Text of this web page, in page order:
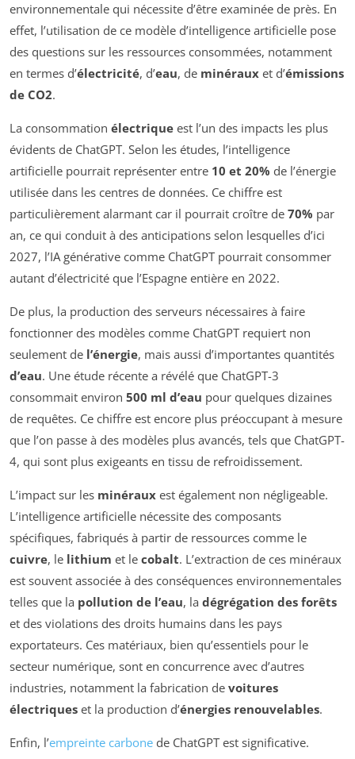
environnementale qui nécessite d’être examinée de près. En
effet, l’utilisation de ce modèle d’intelligence artificielle pose
des questions sur les ressources consommées, notamment
en termes d’électricité, d’eau, de minéraux et d’émissions
de CO2.
La consommation électrique est l’un des impacts les plus
évidents de ChatGPT. Selon les études, l’intelligence
artificielle pourrait représenter entre 10 et 20% de l’énergie
utilisée dans les centres de données. Ce chiffre est
particulièrement alarmant car il pourrait croître de 70% par
an, ce qui conduit à des anticipations selon lesquelles d’ici
2027, l’IA générative comme ChatGPT pourrait consommer
autant d’électricité que l’Espagne entière en 2022.
De plus, la production des serveurs nécessaires à faire
fonctionner des modèles comme ChatGPT requiert non
seulement de l’énergie, mais aussi d’importantes quantités
d’eau. Une étude récente a révélé que ChatGPT-3
consommait environ 500 ml d’eau pour quelques dizaines
de requêtes. Ce chiffre est encore plus préoccupant à mesure
que l’on passe à des modèles plus avancés, tels que ChatGPT-
4, qui sont plus exigeants en tissu de refroidissement.
L’impact sur les minéraux est également non négligeable.
L’intelligence artificielle nécessite des composants
spécifiques, fabriqués à partir de ressources comme le
cuivre, le lithium et le cobalt. L’extraction de ces minéraux
est souvent associée à des conséquences environnementales
telles que la pollution de l’eau, la dégrégation des forêts
et des violations des droits humains dans les pays
exportateurs. Ces matériaux, bien qu’essentiels pour le
secteur numérique, sont en concurrence avec d’autres
industries, notamment la fabrication de voitures
électriques et la production d’énergies renouvelables.
Enfin, l’empreinte carbone de ChatGPT est significative.